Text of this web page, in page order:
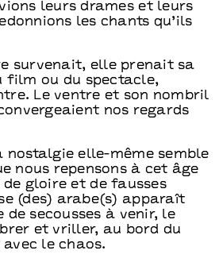
leurs drames et leurs
les chants qu’ils
survenait, elle prenait sa
film ou du spectacle,
Le ventre et son nombril
nos regards
nostalgie elle-même semble
nous repensons à cet âge
de gloire et de fausses
(des) arabe(s) apparaît
de secousses à venir, le
et vriller, au bord du
le chaos.